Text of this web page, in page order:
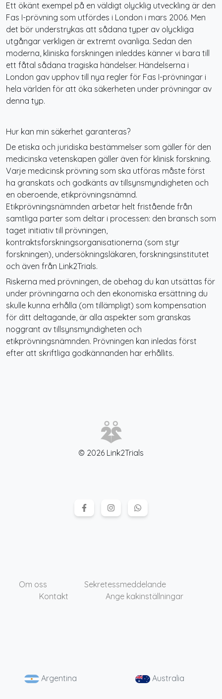
Ett ökänt exempel på en väldigt olycklig utveckling är den
Fas I-prövning som utfördes i London i mars 2006. Men
det bör understrykas att sådana typer av olyckliga
utgångar verkligen är extremt ovanliga. Sedan den
moderna, kliniska forskningen inleddes känner vi bara till
ett fåtal sådana tragiska händelser. Händelserna i
London gav upphov till nya regler för Fas I-prövningar i
hela världen för att öka säkerheten under prövningar av
denna typ.
Hur kan min säkerhet garanteras?
De etiska och juridiska bestämmelser som gäller för den
medicinska vetenskapen gäller även för klinisk forskning.
Varje medicinsk prövning som ska utföras måste först
ha granskats och godkänts av tillsynsmyndigheten och
en oberoende, etikprövningsnämnd.
Etikprövningsnämnden arbetar helt fristående från
samtliga parter som deltar i processen: den bransch som
taget initiativ till prövningen,
kontraktsforskningsorganisationerna (som styr
forskningen), undersökningsläkaren, forskningsinstitutet
och även från Link2Trials.
Riskerna med prövningen, de obehag du kan utsättas för
under prövningarna och den ekonomiska ersättning du
skulle kunna erhålla (om tillämpligt) som kompensation
för ditt deltagande, är alla aspekter som granskas
noggrant av tillsynsmyndigheten och
etikprövningsnämnden. Prövningen kan inledas först
efter att skriftliga godkännanden har erhållits.
© 2026 Link2Trials
Om oss
Sekretessmeddelande
Kontakt
Ange kakinställningar
Argentina Australia